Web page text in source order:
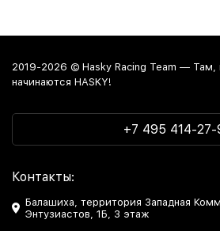
2019-2026 © Hasky Racing Team — Там,
начинаются HASKY!
+7 495 414-27-
Контакты:
Балашиха, территория Западная
Энтузиастов, 1Б, 3 этаж